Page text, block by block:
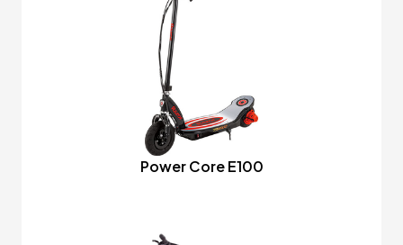
Power Core E100